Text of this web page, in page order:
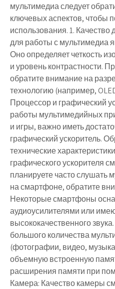
мультимедиа следует
ключевых аспектов, чтобы
использования. 1.
для работы с мультимедиа
Оно определяет четкость
и уровень контрастности.
обратите внимание на
технологию (например,
Процессор и графический
работы мультимедийных
и игры, важно иметь
графический ускоритель.
технические
графического ускорителя
планируете часто слушать
на смартфоне, обратите
Некоторые смартфоны
аудиоусилителями или
высококачественного
большого количества
(фотографии, видео,
объемную встроенную
расширения памяти при
Камера: Качество камеры